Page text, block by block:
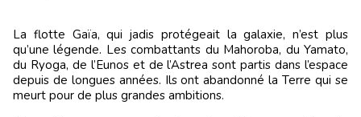
La flotte Gaïa, qui jadis protégeait la galaxie, n’est plus
qu’une légende. Les combattants du Mahoroba, du Yamato,
du Ryoga, de l’Eunos et de l’Astrea sont partis dans l’espace
depuis de longues années. Ils ont abandonné la Terre qui se
meurt pour de plus grandes ambitions.